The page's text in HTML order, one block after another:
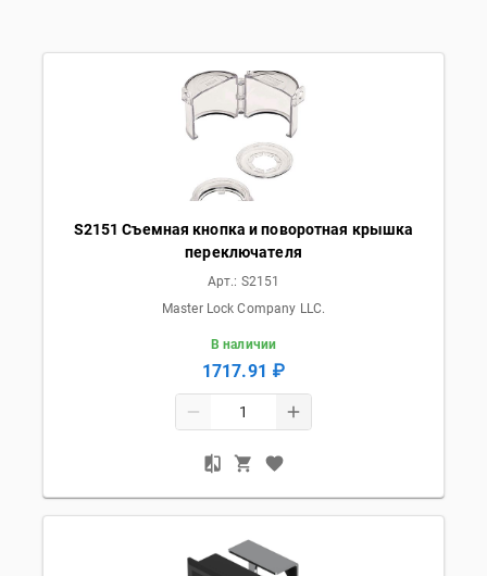
S2151 Съемная кнопка и поворотная крышка
переключателя
Арт.: S2151
Master Lock Company LLC.
В наличии
1717.91 ₽